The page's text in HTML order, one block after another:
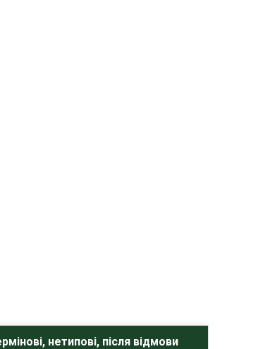
нетипові, після відмови